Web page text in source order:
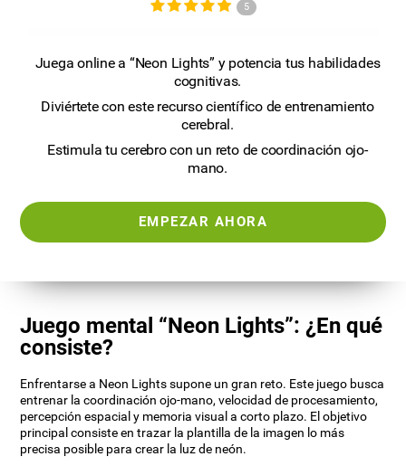
5
Juega online a “Neon Lights” y potencia tus habilidades
cognitivas.
Diviértete con este recurso científico de entrenamiento
cerebral.
Estimula tu cerebro con un reto de coordinación ojo-
mano.
EMPEZAR AHORA
Juego mental “Neon Lights”: ¿En qué
consiste?
Enfrentarse a Neon Lights supone un gran reto. Este juego busca
entrenar la coordinación ojo-mano, velocidad de procesamiento,
percepción espacial y memoria visual a corto plazo. El objetivo
principal consiste en trazar la plantilla de la imagen lo más
precisa posible para crear la luz de neón.